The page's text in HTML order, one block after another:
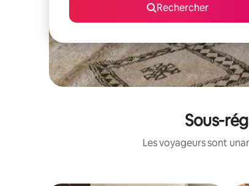
Rechercher
Sous-
Les voyageurs sont